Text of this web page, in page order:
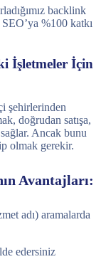
backlink
%100 katkı
İşletmeler İçin
şehirlerinden
doğrudan satışa,
Ancak bunu
olmak gerekir.
Avantajları:
adı) aramalarda
edersiniz